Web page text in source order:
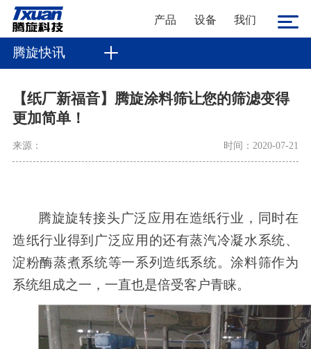
产品 设备 我们
腾旋快讯
【纸厂新福音】腾旋涂料筛让您的筛滤变得
更加简单！
来源： 时间：2020-07-21
腾旋旋转接头广泛应用在造纸行业，同时在
造纸行业得到广泛应用的还有蒸汽冷凝水系统、
淀粉酶蒸煮系统等一系列造纸系统。涂料筛作为
系统组成之一 ， 一直也是倍受客户青睐。